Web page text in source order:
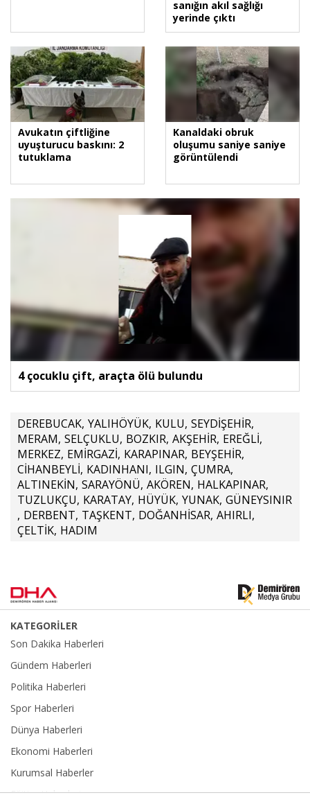
sanığın akıl sağlığı
yerinde çıktı
Avukatın çiftliğine
uyuşturucu baskını: 2
tutuklama
Kanaldaki obruk
oluşumu saniye saniye
görüntülendi
4 çocuklu çift, araçta ölü bulundu
DEREBUCAK, YALIHÖYÜK, KULU, SEYDİŞEHİR,
MERAM, SELÇUKLU, BOZKIR, AKŞEHİR, EREĞLİ,
MERKEZ, EMİRGAZİ, KARAPINAR, BEYŞEHİR,
CİHANBEYLİ, KADINHANI, ILGIN, ÇUMRA,
ALTINEKİN, SARAYÖNÜ, AKÖREN, HALKAPINAR,
TUZLUKÇU, KARATAY, HÜYÜK, YUNAK, GÜNEYSINIR
, DERBENT, TAŞKENT, DOĞANHİSAR, AHIRLI,
ÇELTİK, HADIM
KATEGORİLER
Son Dakika Haberleri
Gündem Haberleri
Politika Haberleri
Spor Haberleri
Dünya Haberleri
Ekonomi Haberleri
Kurumsal Haberler
Eğitim Haberleri